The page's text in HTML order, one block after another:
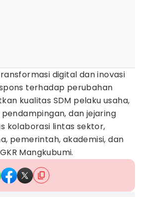
digital dan inovasi
terhadap perubahan
kualitas SDM pelaku usaha,
dan jejaring
kolaborasi lintas sektor,
pemerintah, akademisi, dan
Mangkubumi.